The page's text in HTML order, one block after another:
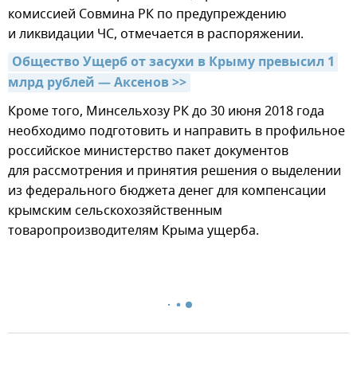
комиссией Совмина РК по предупреждению
и ликвидации ЧС, отмечается в распоряжении.
Общество Ущерб от засухи в Крыму превысил 1
млрд рублей — Аксенов >>
Кроме того, Минсельхозу РК до 30 июня 2018 года
необходимо подготовить и направить в профильное
российское министерство пакет документов
для рассмотрения и принятия решения о выделении
из федерального бюджета денег для компенсации
крымским сельскохозяйственным
товаропроизводителям Крыма ущерба.